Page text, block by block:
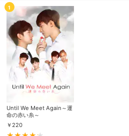
1
Until We Meet Again～運
命の赤い糸～
￥ 220